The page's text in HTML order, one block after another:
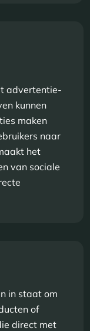
advertentie-
kunnen
maken
naar
het
van sociale
in staat om
of
direct met